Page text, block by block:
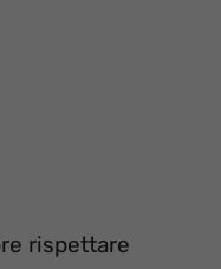
rispettare